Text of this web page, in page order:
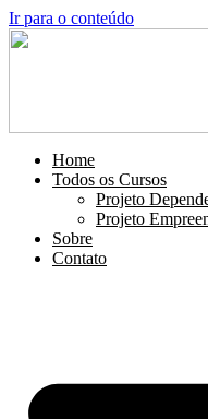
Ir para o conteúdo
Home
Todos os Cursos
Projeto
Projeto
Sobre
Contato